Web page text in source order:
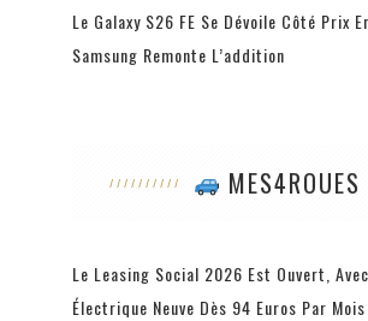
Le Galaxy S26 FE Se Dévoile Côté Prix
Samsung Remonte L’addition
MES4ROUES
Le Leasing Social 2026 Est Ouvert,
Électrique Neuve Dès 94 Euros Par Mois